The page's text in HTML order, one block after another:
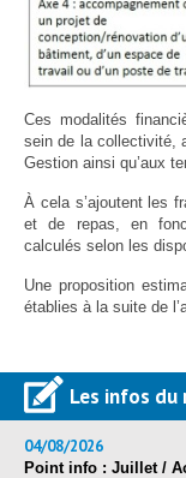
Ces modalités
sein de la collectivité,
Gestion ainsi qu’aux
À cela s’ajoutent les
et de repas, en
calculés selon les
Une proposition
établies à la suite de
Les infos du
04/08/2026
Point info : Juillet /